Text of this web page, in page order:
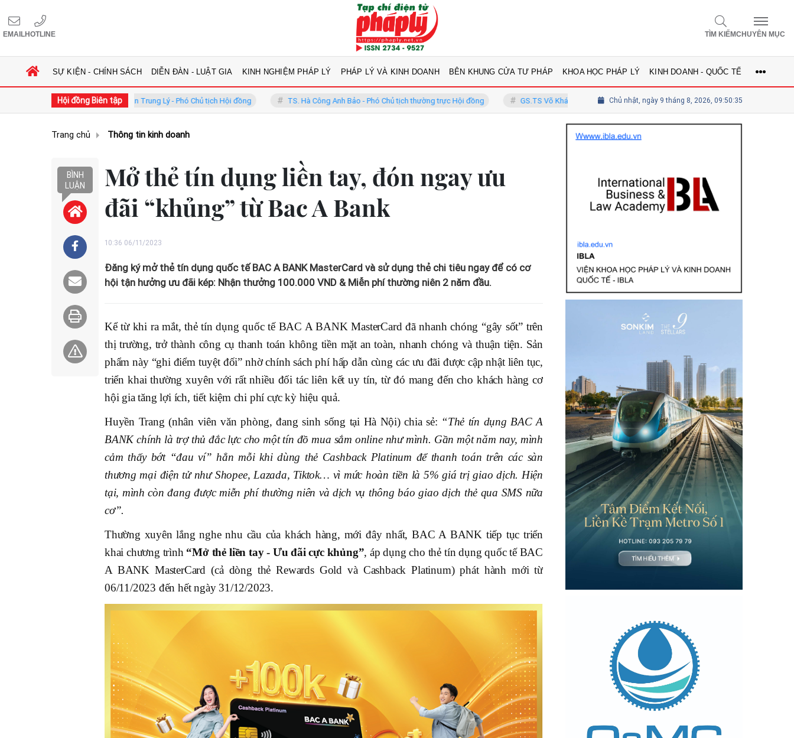
EMAILHOTLINE TÌM KIẾMCHUYÊN MỤC
SỰ KIỆN - CHÍNH SÁCH DIỄN ĐÀN - LUẬT GIA KINH NGHIỆM PHÁP LÝ PHÁP LÝ VÀ KINH DOANH BÊN KHUNG CỬA TƯ PHÁP KHOA HỌC PHÁP LÝ KINH DOANH - QUỐC TẾ
Hội đồng Biên tập
GS.TS. Phan Trung Lý - Phó Chủ tịch Hội đồng TS. Hà Công Anh Bảo - Phó Chủ tịch thường trực Hội đồng GS.TS Võ Khánh Vinh - Ủy viên Hội đồng Tổng biên tập Lê Thị Mai Phương - Ủy viên
Chủ nhật, ngày 9 tháng 8, 2026, 09:50:37
Trang chủ Thông tin kinh doanh
BÌNH
LUẬN
Mở thẻ tín dụng liền tay, đón ngay ưu
đãi “khủng” từ Bac A Bank
10:36 06/11/2023
Đăng ký mở thẻ tín dụng quốc tế BAC A BANK MasterCard và sử dụng thẻ chi tiêu ngay để có cơ
hội tận hưởng ưu đãi kép: Nhận thưởng 100.000 VND & Miễn phí thường niên 2 năm đầu.
Kể từ khi ra mắt, thẻ tín dụng quốc tế BAC A BANK MasterCard đã nhanh chóng “gây sốt” trên
thị trường, trở thành công cụ thanh toán không tiền mặt an toàn, nhanh chóng và thuận tiện. Sản
phẩm này “ghi điểm tuyệt đối” nhờ chính sách phí hấp dẫn cùng các ưu đãi được cập nhật liên tục,
triển khai thường xuyên với rất nhiều đối tác liên kết uy tín, từ đó mang đến cho khách hàng cơ
hội gia tăng lợi ích, tiết kiệm chi phí cực kỳ hiệu quả.
Huyền Trang (nhân viên văn phòng, đang sinh sống tại Hà Nội) chia sẻ: “Thẻ tín dụng BAC A
BANK chính là trợ thủ đắc lực cho một tín đồ mua sắm online như mình. Gần một năm nay, mình
cảm thấy bớt “đau ví” hẳn mỗi khi dùng thẻ Cashback Platinum để thanh toán trên các sàn
thương mại điện tử như Shopee, Lazada, Tiktok… vì mức hoàn tiền là 5% giá trị giao dịch. Hiện
tại, mình còn đang được miễn phí thường niên và dịch vụ thông báo giao dịch thẻ qua SMS nữa
cơ”.
Thường xuyên lắng nghe nhu cầu của khách hàng, mới đây nhất, BAC A BANK tiếp tục triển
khai chương trình “Mở thẻ liền tay - Ưu đãi cực khủng”, áp dụng cho thẻ tín dụng quốc tế BAC
A BANK MasterCard (cả dòng thẻ Rewards Gold và Cashback Platinum) phát hành mới từ
06/11/2023 đến hết ngày 31/12/2023.